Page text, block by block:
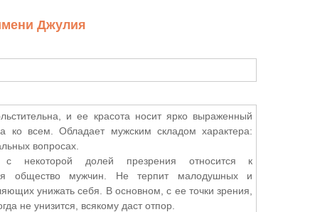
Джулия
и ее красота носит ярко выраженный
ко всем. Обладает мужским складом характера:
вопросах.
некоторой долей презрения относится к
общество мужчин. Не терпит малодушных и
унижать себя. В основном, с ее точки зрения,
не унизится, всякому даст отпор.